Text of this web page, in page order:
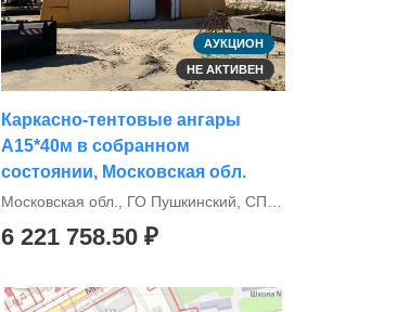
АУКЦИОН
НЕ АКТИВЕН
Каркасно-тентовые ангары
А15*40м в собранном
состоянии, Московская обл.
Московская обл., ГО Пушкинский, СП Царёвское
6 221 758.50 ₽